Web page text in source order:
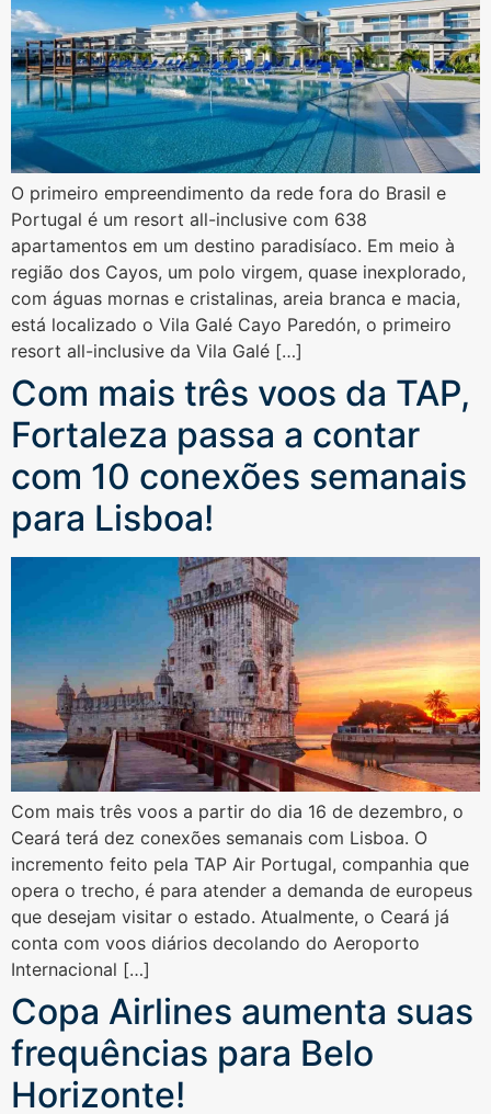
O primeiro empreendimento da rede fora do Brasil e
Portugal é um resort all-inclusive com 638
apartamentos em um destino paradisíaco. Em meio à
região dos Cayos, um polo virgem, quase inexplorado,
com águas mornas e cristalinas, areia branca e macia,
está localizado o Vila Galé Cayo Paredón, o primeiro
resort all-inclusive da Vila Galé […]
Com mais três voos da TAP,
Fortaleza passa a contar
com 10 conexões semanais
para Lisboa!
Com mais três voos a partir do dia 16 de dezembro, o
Ceará terá dez conexões semanais com Lisboa. O
incremento feito pela TAP Air Portugal, companhia que
opera o trecho, é para atender a demanda de europeus
que desejam visitar o estado. Atualmente, o Ceará já
conta com voos diários decolando do Aeroporto
Internacional […]
Copa Airlines aumenta suas
frequências para Belo
Horizonte!